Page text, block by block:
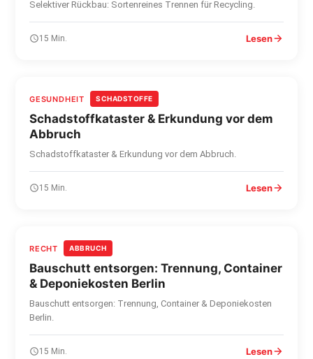
Selektiver Rückbau: Sortenreines Trennen für Recycling.
15 Min. Lesen
GESUNDHEIT SCHADSTOFFE
Schadstoffkataster & Erkundung vor dem
Abbruch
Schadstoffkataster & Erkundung vor dem Abbruch.
15 Min. Lesen
RECHT ABBRUCH
Bauschutt entsorgen: Trennung, Container
& Deponiekosten Berlin
Bauschutt entsorgen: Trennung, Container & Deponiekosten
Berlin.
15 Min. Lesen